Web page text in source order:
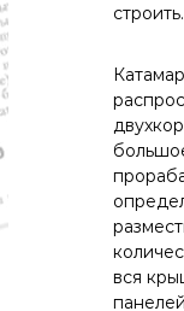
строить.
вся